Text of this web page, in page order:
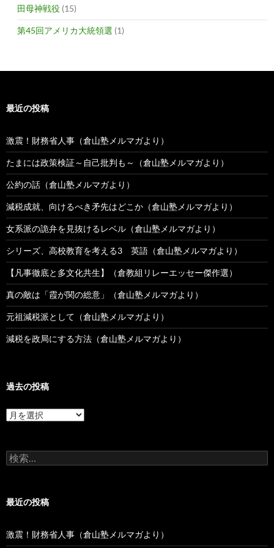
田母神戦役 (15)
第45回アメリカ大統領選 (1)
最近の投稿
激震！財務省人事（倉山塾メルマガより）
たまには政策検証～自己批判も～（倉山塾メルマガより）
公約の話（倉山塾メルマガより）
減税成就、向けるべき矛先はどこか（倉山塾メルマガより）
女系派の詭弁を見抜けるレベル（倉山塾メルマガより）
シリーズ、高校教育を考える3 英語（倉山塾メルマガより）
【凡事徹底と多文化共生】（倉教組リレーエッセー傑作選）
真の敵は「霞が関の総意」（倉山塾メルマガより）
元祖減税派として（倉山塾メルマガより）
減税を政局にする方法（倉山塾メルマガより）
過去の投稿
過
去
稿
検
索:
最近の投稿
激震！財務省人事（倉山塾メルマガより）